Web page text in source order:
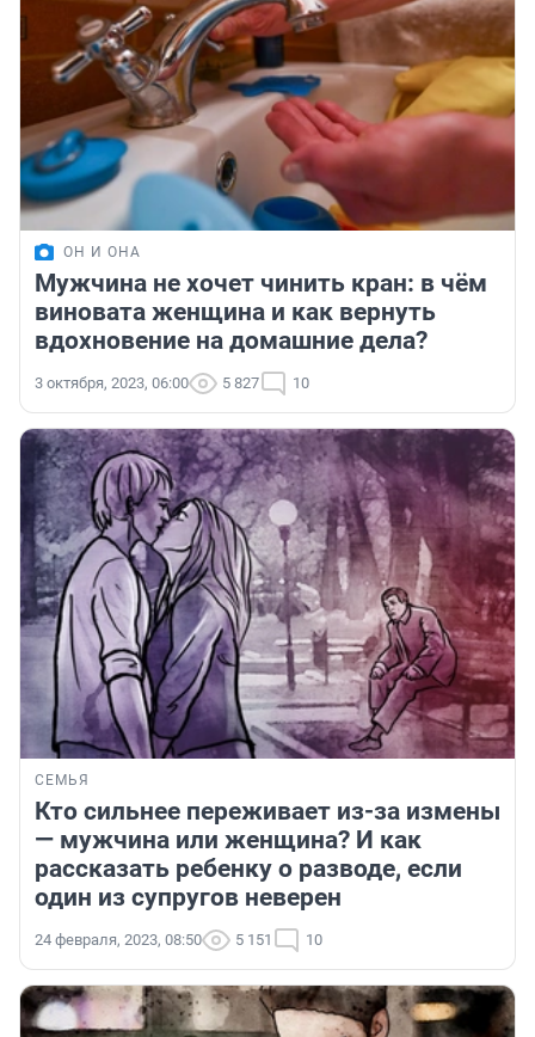
ОН И ОНА
Мужчина не хочет чинить кран: в чём
виновата женщина и как вернуть
вдохновение на домашние дела?
3 октября, 2023, 06:00 5 827 10
СЕМЬЯ
Кто сильнее переживает из-за измены
— мужчина или женщина? И как
рассказать ребенку о разводе, если
один из супругов неверен
24 февраля, 2023, 08:50 5 151 10